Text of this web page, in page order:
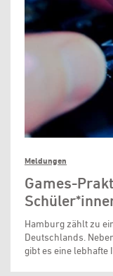
Meldungen
Games-
Hamburg zählt zu
Deutschlands.
gibt es eine lebhafte